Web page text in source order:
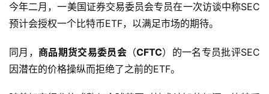
今年二月，一美国证券交易委员会专员在一次访谈中称SEC
预计会授权一个比特币ETF，以满足市场的期待。
同月， 商品期货交易委员会（CFTC）的一名专员批评SEC
因潜在的价格操纵而拒绝了之前的ETF。